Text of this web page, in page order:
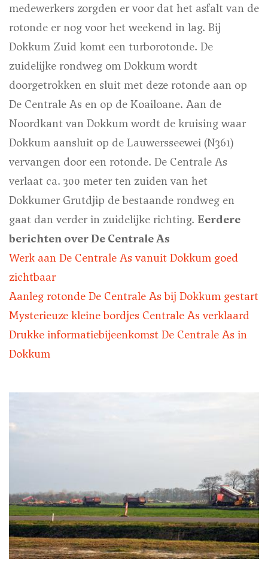
medewerkers zorgden er voor dat het asfalt van de
rotonde er nog voor het weekend in lag. Bij
Dokkum Zuid komt een turborotonde. De
zuidelijke rondweg om Dokkum wordt
doorgetrokken en sluit met deze rotonde aan op
De Centrale As en op de Koailoane. Aan de
Noordkant van Dokkum wordt de kruising waar
Dokkum aansluit op de Lauwersseewei (N361)
vervangen door een rotonde. De Centrale As
verlaat ca. 300 meter ten zuiden van het
Dokkumer Grutdjip de bestaande rondweg en
gaat dan verder in zuidelijke richting. Eerdere
berichten over De Centrale As
Werk aan De Centrale As vanuit Dokkum goed
zichtbaar
Aanleg rotonde De Centrale As bij Dokkum gestart
Mysterieuze kleine bordjes Centrale As verklaard
Drukke informatiebijeenkomst De Centrale As in
Dokkum